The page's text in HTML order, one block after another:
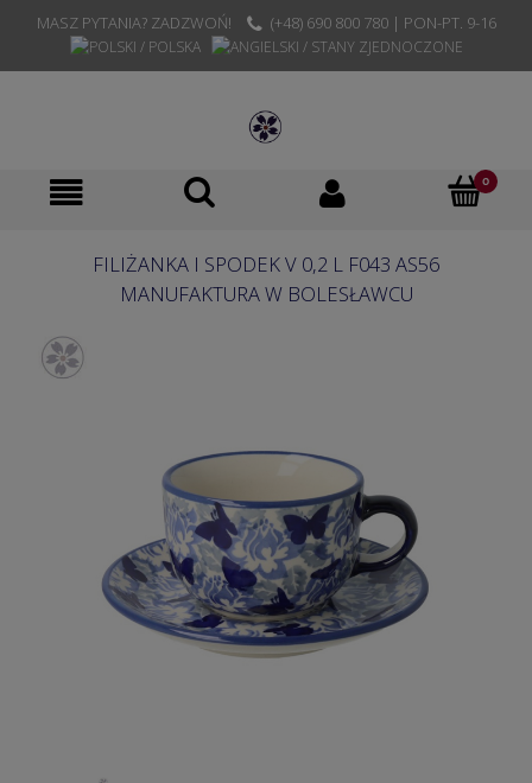
MASZ PYTANIA? ZADZWOŃ! (+48) 690 800 780 | PON-PT. 9-16
FILIŻANKA I SPODEK V 0,2 L F043 AS56
MANUFAKTURA W BOLESŁAWCU